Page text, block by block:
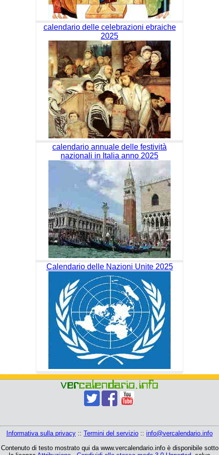
calendario delle celebrazioni ebraiche
2025
calendario annuale delle festività
nazionali in Italia anno 2025
Calendario delle Nazioni Unite 2025
Informativa sulla privacy :: Termini del servizio :: info@vercalendario.info
Contenuto di testo mostrato qui da www.vercalendario.info è disponibile sotto